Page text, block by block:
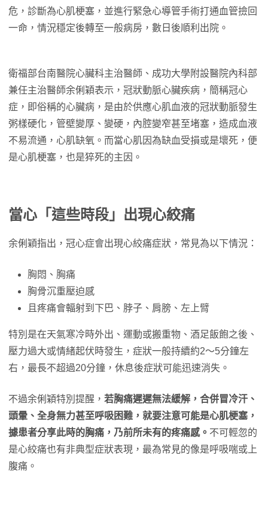
危，診斷為心肌梗塞，並進行緊急心導管手術打通血管撿回
一命，情況穩定後轉至一般病房，數日後順利出院。
衛福部台南醫院心臟科主治醫師、成功大學附設醫院內科部
兼任主治醫師余俐穎表示，冠狀動脈心臟疾病，簡稱冠心
症，即俗稱的心臟病，是由於供應心肌血液的冠狀動脈發生
粥樣硬化，管壁變厚、變硬，內腔變窄甚至堵塞，造成血液
不易流通，心肌缺氧。而當心肌因為缺血受損或是壞死，便
是心肌梗塞，也是猝死的主因。
當心「這些時段」出現心絞痛
余俐穎指出，冠心症會出現心絞痛症狀，常見為以下情況：
胸悶、胸痛
胸骨沉重壓迫感
且疼痛會輻射到下巴、脖子、肩膀、左上臂
特別是在天氣寒冷時外出、運動或搬重物、酒足飯飽之後、
壓力過大或情緒起伏時發生，症狀一般持續約2～5分鐘左
右，最長不超過20分鐘，休息後症狀可能迅速消失。
不過余俐穎特別提醒， 若胸痛遲遲無法緩解，合併冒冷汗、
頭暈、全身無力甚至呼吸困難，就要注意可能是心肌梗塞，
據患者分享此時的胸痛，乃前所未有的疼痛感。 不可輕忽的
是心絞痛也有非典型症狀表現，最為常見的像是呼吸喘或上
腹痛。